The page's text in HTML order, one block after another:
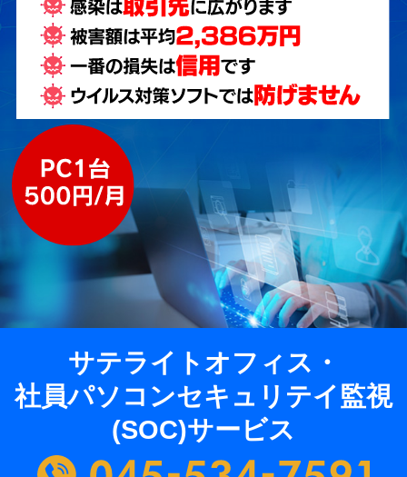
サテライトオフィス・
社員パソコンセキュリテイ監視
(SOC)サービス